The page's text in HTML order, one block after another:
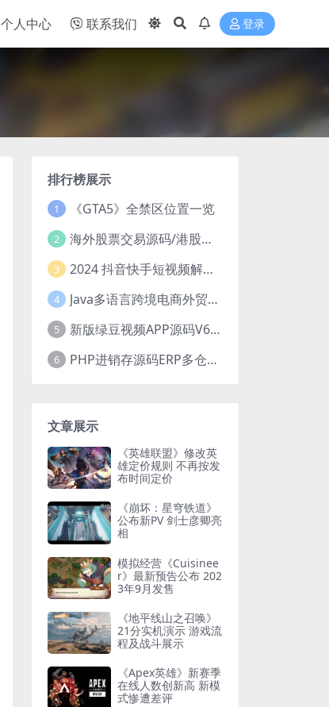
个人中心 联系我们 登录
排行榜展示
1 《GTA5》全禁区位置一览
2 海外股票交易源码/港股泰股/美股源码/印度股源码/马拉西亚股票源码/国际股票配资
3 2024 抖音快手短视频解析去水印php源码
4 Java多语言跨境电商外贸商城TikToKshop内嵌商城I商家入驻I一键铺
5 新版绿豆视频APP源码V6.6 免授权插件版
6 PHP进销存源码ERP多仓库管理系统 手机版进销存 php网络版进销存小程序
文章展示
《英雄联盟》修改英
雄定价规则 不再按发
布时间定价
《崩坏：星穹铁道》
公布新PV 剑士彦卿亮
相
模拟经营《Cuisinee
r》最新预告公布 202
3年9月发售
《地平线山之召唤》
21分实机演示 游戏流
程及战斗展示
《Apex英雄》新赛季
在线人数创新高 新模
式惨遭差评